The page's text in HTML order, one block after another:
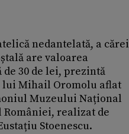
nedantelată, a cărei
are valoarea
30 de lei, prezintă
Mihail Oromolu aflat
Muzeului Național
României, realizat de
Stoenescu.